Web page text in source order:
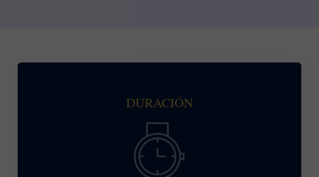
DURACIÓN